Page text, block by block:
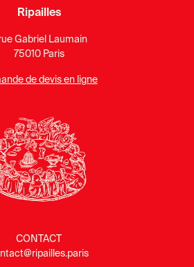
Ripailles
Gabriel Laumain
75010 Paris
de devis en ligne
CONTACT